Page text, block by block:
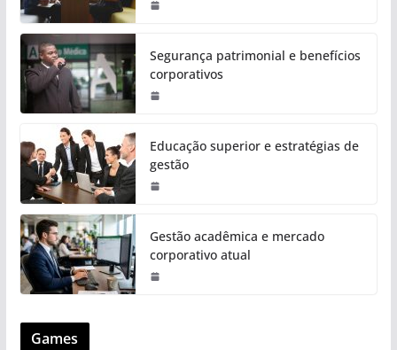
Segurança patrimonial e benefícios
corporativos
Educação superior e estratégias de
gestão
Gestão acadêmica e mercado
corporativo atual
Games